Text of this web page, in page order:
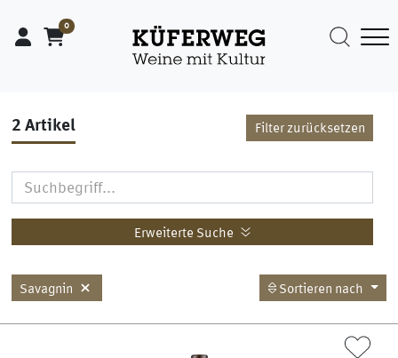
0
2 Artikel Filter zurücksetzen
Erweiterte Suche
Savagnin Sortieren nach